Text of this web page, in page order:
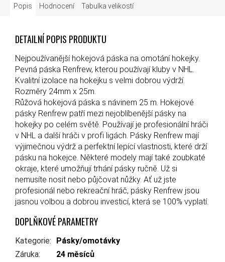
Popis Hodnocení Tabulka velikostí
DETAILNÍ POPIS PRODUKTU
Nejpoužívanější hokejová páska na omotání hokejky.
Pevná páska Renfrew, kterou používají kluby v NHL.
Kvalitní izolace na hokejku s velmi dobrou výdrží.
Rozměry 24mm x 25m.
Růžová hokejová páska s návinem 25 m. Hokejové
pásky Renfrew patří mezi nejoblíbenější pásky na
hokejky po celém světě. Používají je profesionální hráči
v NHL a další hráči v profi ligách. Pásky Renfrew mají
výjimečnou výdrž a perfektní lepící vlastnosti, které drží
pásku na hokejce. Některé modely mají také zoubkaté
okraje, které umožňují trhání pásky ručně. Už si
nemusíte nosit nebo půjčovat nůžky. Ať už jste
profesionál nebo rekreační hráč, pásky Renfrew jsou
jasnou volbou a dobrou investicí, která se 100% vyplatí.
DOPLŇKOVÉ PARAMETRY
Kategorie:
Pásky/omotávky
Záruka:
24 měsíců